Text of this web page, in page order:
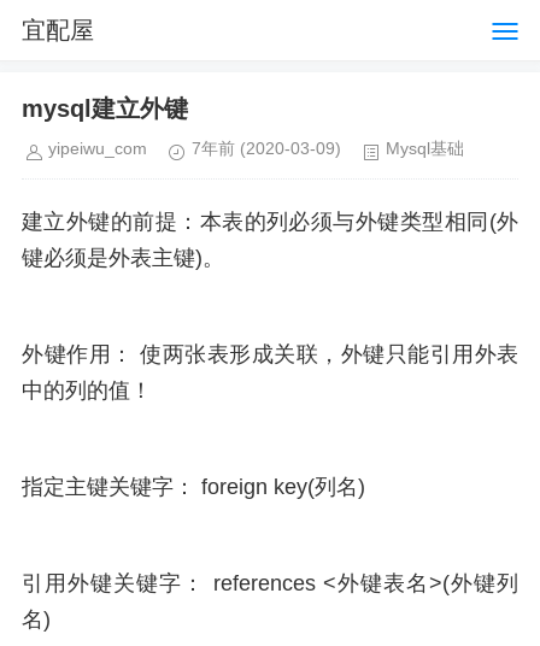
宜配屋
mysql建立外键
yipeiwu_com 7年前 (2020-03-09) Mysql基础
建立外键的前提：本表的列必须与外键类型相同(外
键必须是外表主键)。
外键作用： 使两张表形成关联，外键只能引用外表
中的列的值！
指定主键关键字： foreign key(列名)
引用外键关键字： references <外键表名>(外键列
名)